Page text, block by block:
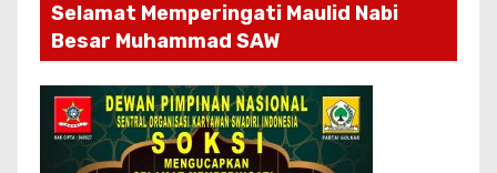
Selamat Memperingati Maulid Nabi
Besar Muhammad SAW